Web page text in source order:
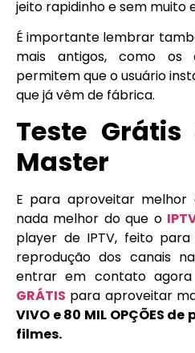
jeito rapidinho e sem muito
É importante lembrar
mais antigos, como os
permitem que o usuário
que já vêm de fábrica.
Teste Grátis
Master
E para aproveitar melhor
nada melhor do que o
player de IPTV, feito
reprodução dos canais
entrar em contato
GRÁTIS para aproveitar
VIVO e 80 MIL OPÇÕES
filmes.